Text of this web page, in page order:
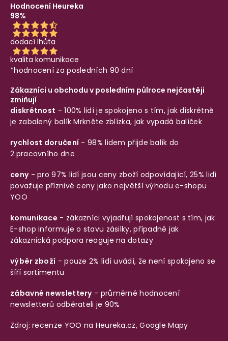
Hodnocení Heureka
98%
dodací lhůta
kvalita komunikace
*hodnocení za posledních 90 dní
Zákazníci u obchodu v posledním půlroce nejčastěji
zmiňují
diskrétnost - 100% lidí je spokojeno s tím, jak diskrétně
je zabalený balíkMrkněte zblízka, jak vypadá balíček
rychlost doručení - 98% lidem přijde balík do
2.pracovního dne
ceny- pro 97% lidí jsou ceny zboží odpovídající, 25% lidí
považuje příznivé ceny jako největší výhodu e-shopu
YOO
komunikace - zákazníci vyjadřují spokojenost s tím, jak
E-shop informuje o stavu zásilky, případně jak
zákaznická podpora reaguje na dotazy
výběr zboží - pouze 2% lidí uvádí, že není spokojeno se
šíří sortimentu
zábavné newslettery- průměrné hodnocení
newsletterů odběrateli je 90%
Zdroj: recenze YOO na Heureka.cz,Google Mapy